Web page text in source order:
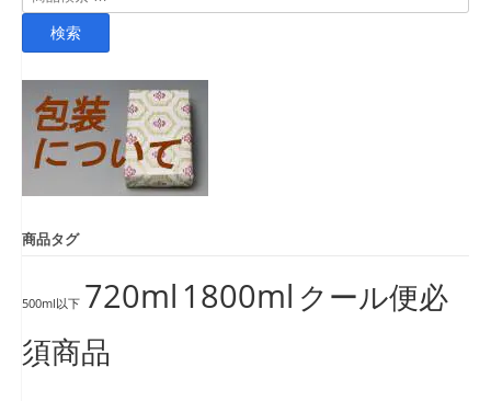
索
検索
商品タグ
500ml以下 720ml 1800ml クール便必
須商品